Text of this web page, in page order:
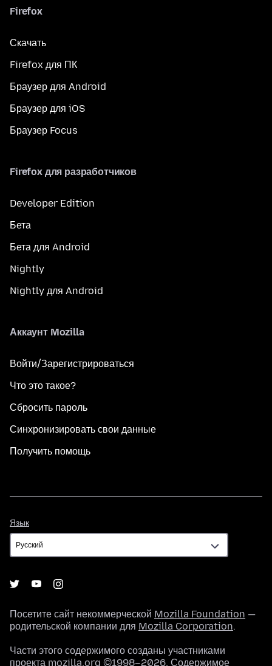
Firefox
Скачать
Firefox для ПК
Браузер для Android
Браузер для iOS
Браузер Focus
Firefox для разработчиков
Developer Edition
Бета
Бета для Android
Nightly
Nightly для Android
Аккаунт Mozilla
Войти/Зарегистрироваться
Что это такое?
Сбросить пароль
Синхронизировать свои данные
Получить помощь
Язык
Посетите сайт некоммерческой Mozilla Foundation —
родительской компании для Mozilla Corporation.
Части этого содержимого созданы участниками
проекта mozilla.org ©1998–2026. Содержимое